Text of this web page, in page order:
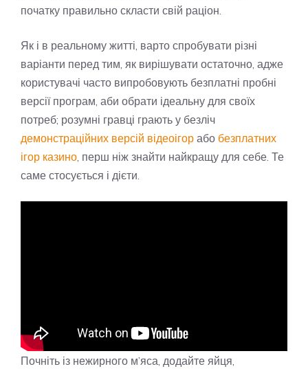
початку правильно скласти свій раціон.
Як і в реальному житті, варто спробувати різні
варіанти перед тим, як вирішувати остаточно, адже
користувачі часто випробовують безплатні пробні
версії програм, аби обрати ідеальну для своїх
потреб; розумні гравці грають у безліч
демонстраційних версій відеоігор або безплатних
ігор казино, перш ніж знайти найкращу для себе. Те
саме стосується і дієти.
Почніть із нежирного м’яса, додайте яйця,